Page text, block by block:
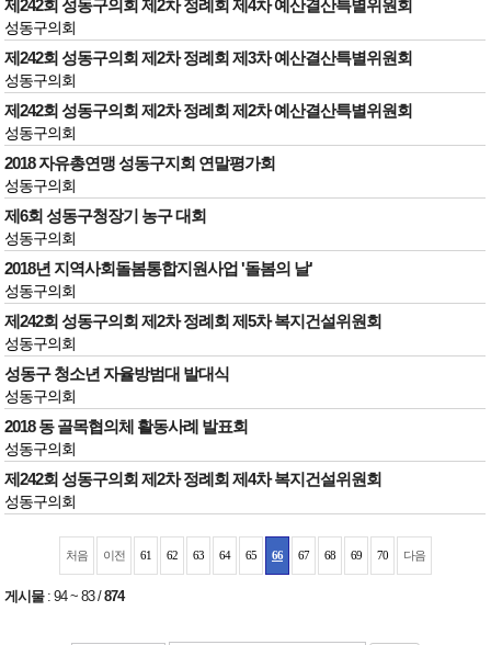
제242회 성동구의회 제2차 정례회 제4차 예산결산특별위원회
성동구의회
제242회 성동구의회 제2차 정례회 제3차 예산결산특별위원회
성동구의회
제242회 성동구의회 제2차 정례회 제2차 예산결산특별위원회
성동구의회
2018 자유총연맹 성동구지회 연말평가회
성동구의회
제6회 성동구청장기 농구 대회
성동구의회
2018년 지역사회돌봄통합지원사업 '돌봄의 날'
성동구의회
제242회 성동구의회 제2차 정례회 제5차 복지건설위원회
성동구의회
성동구 청소년 자율방범대 발대식
성동구의회
2018 동 골목협의체 활동사례 발표회
성동구의회
제242회 성동구의회 제2차 정례회 제4차 복지건설위원회
성동구의회
처음 이전 61 62 63 64 65 66 67 68 69 70 다음
게시물:94 ~ 83/874